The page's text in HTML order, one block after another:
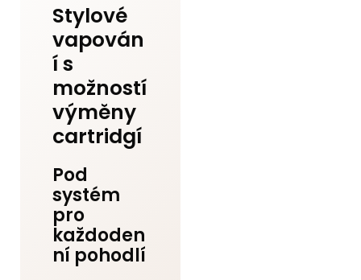
Stylové
vapován
í s
možností
výměny
cartridgí
Pod
systém
pro
každoden
ní pohodlí